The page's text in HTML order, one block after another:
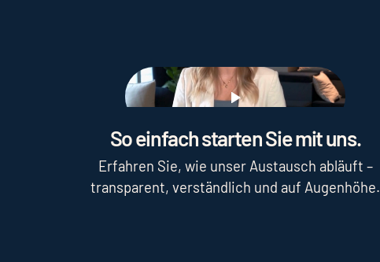
Play
So einfach starten Sie mit uns.
Erfahren Sie, wie unser Austausch abläuft –
transparent, verständlich und auf Augenhöhe.